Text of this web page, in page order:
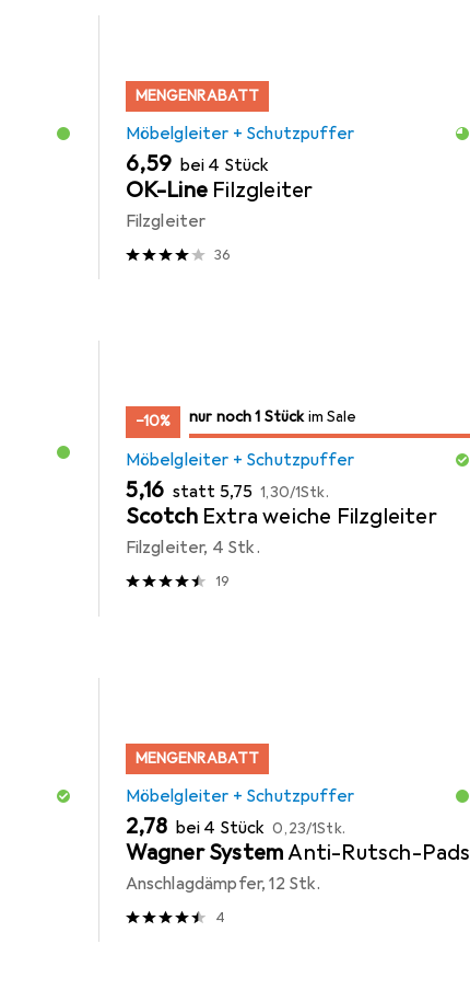
MENGENRABATT
Möbelgleiter + Schutzpuffer
EUR
6,59 bei 4 Stück
OK-Line Filzgleiter
Filzgleiter
36
−10% noch 1 Stückim Sale
nur noch 1 Stück im Sale
Möbelgleiter + Schutzpuffer
EUR
5,16 statt EUR
5,75 EUR
1,30/1Stk.
Scotch Extra weiche Filzgleiter
Filzgleiter, 4 Stk.
19
MENGENRABATT
Möbelgleiter + Schutzpuffer
EUR
2,78 bei 4 Stück EUR
0,23/1Stk.
Wagner SystemAnti-Rutsch-Pads
Anschlagdämpfer, 12 Stk.
4